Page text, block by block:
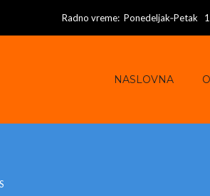
Radno vreme: Ponedeljak‑Petak
NASLOVNA